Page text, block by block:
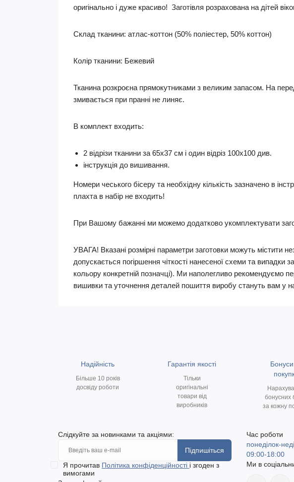
оригінально і дуже красиво! Заготівля розрахована на дітей
Склад тканини: атлас-коттон (50% поліестер, 50% коттон)
Колір тканини: Бежевий
Тканина розкроєна прямокутниками з великим запасом. На
змивається при пранні не линяє.
В комплект входить:
2 відрізи тканини за 65х37 см і один відріз 100х100 див.
інструкція до вишивання.
Номери чеського бісеру та необхідну кількість зазначено в
плахта в набір не входить!
При Вашому бажанні ми можемо додатково укомплектувати
УВАГА! Вказані розмірні параметри заготовки можуть містити
допускається погіршення чіткості нанесеної схеми та випадки
кольору конкретній позначці). Ми наполегливо рекомендуємо
вишивки та уточнення деталей пошиття виробу стануть вам у
Надійність
Більше 10 років
досвіду роботи
Гарантія якості
Тільки
оригінальні
товари від
виробників
бонусних
за кожну
Слідкуйте за новинками та акціями:
Підпишіться
Я прочитав Політика конфіденційності і згоден з
вимогами
Час роботи
понеділок-
09:00-18:00
Ми в